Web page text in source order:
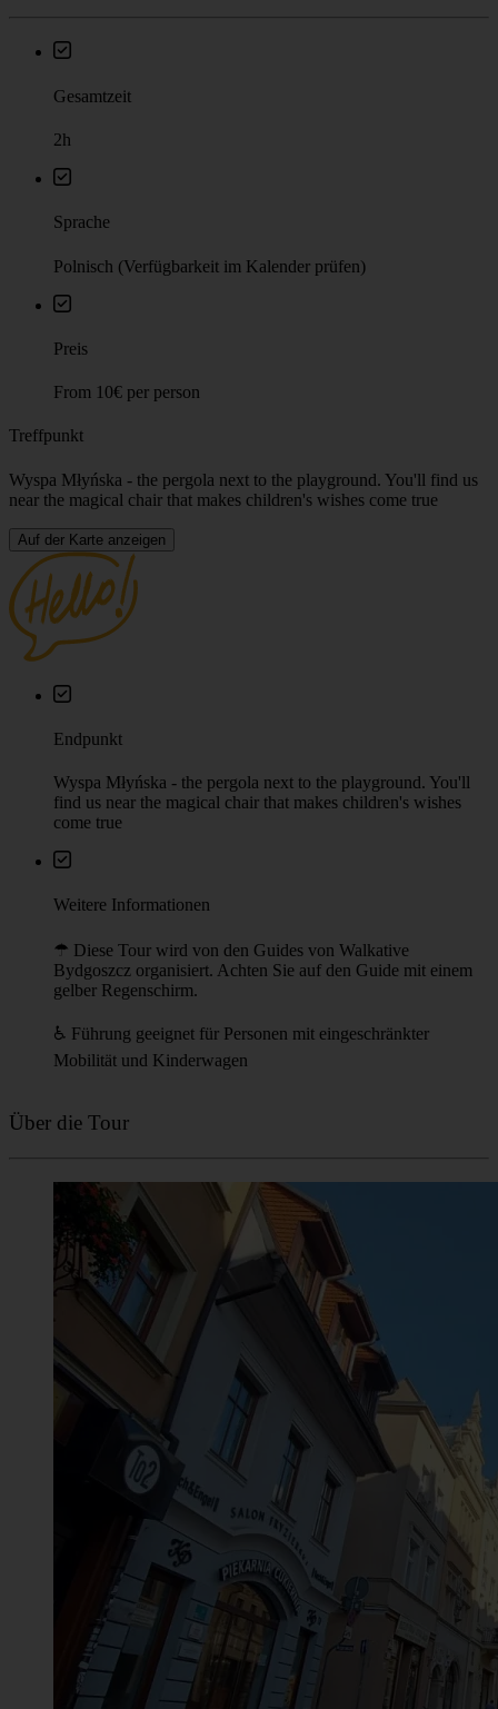
Gesamtzeit
2h
Sprache
Polnisch (Verfügbarkeit im Kalender prüfen)
Preis
From 10€ per person
Treffpunkt
Wyspa Młyńska - the pergola next to the playground. You'll find us
near the magical chair that makes children's wishes come true
Auf der Karte anzeigen
Endpunkt
Wyspa Młyńska - the pergola next to the playground. You'll
find us near the magical chair that makes children's wishes
come true
Weitere Informationen
☂︎ Diese Tour wird von den Guides von Walkative
Bydgoszcz organisiert. Achten Sie auf den Guide mit einem
gelber Regenschirm.
♿️ Führung geeignet für Personen mit eingeschränkter
Mobilität und Kinderwagen
Über die Tour